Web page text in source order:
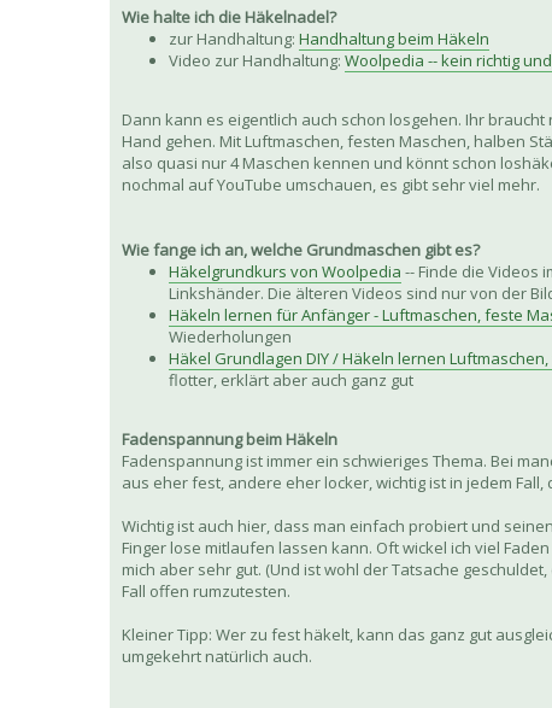
Wie halte ich die Häkelnadel?
zur Handhaltung: Handhaltung beim Häkeln
Video zur Handhaltung: Woolpedia -- kein richtig
Dann kann es eigentlich auch schon losgehen. Ihr
Hand gehen. Mit Luftmaschen, festen Maschen, halben
also quasi nur 4 Maschen kennen und könnt schon
nochmal auf YouTube umschauen, es gibt sehr viel mehr.
Wie fange ich an, welche Grundmaschen gibt es?
Häkelgrundkurs von Woolpedia -- Finde die Videos
Linkshänder. Die älteren Videos sind nur von der
Häkeln lernen für Anfänger - Luftmaschen, feste
Wiederholungen
Häkel Grundlagen DIY / Häkeln lernen
flotter, erklärt aber auch ganz gut
Fadenspannung beim Häkeln
Fadenspannung ist immer ein schwieriges Thema. Bei
aus eher fest, andere eher locker, wichtig ist in jedem Fall,
Wichtig ist auch hier, dass man einfach probiert und
Finger lose mitlaufen lassen kann. Oft wickel ich viel
mich aber sehr gut. (Und ist wohl der Tatsache
Fall offen rumzutesten.
Kleiner Tipp: Wer zu fest häkelt, kann das ganz gut
umgekehrt natürlich auch.